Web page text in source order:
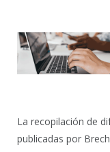
La recopilación de
publicadas por